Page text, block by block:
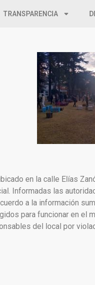
TRANSPARENCIA
en la calle Elías
Informadas las
a la información
para funcionar en el
del local por